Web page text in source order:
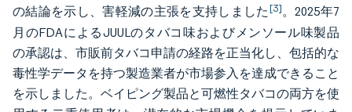
の結論を示し、害軽減の主張を支持しました[3]。2025年7
月のFDAによるJUULのタバコ味およびメンソール味製品
の承認は、市販前タバコ申請の経路を正当化し、包括的な
毒性学データを持つ製造業者が市場参入を達成できること
を示しました。ベイピング製品と可燃性タバコの両方を使